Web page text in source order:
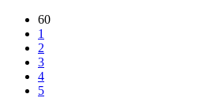
60
1
2
3
4
5